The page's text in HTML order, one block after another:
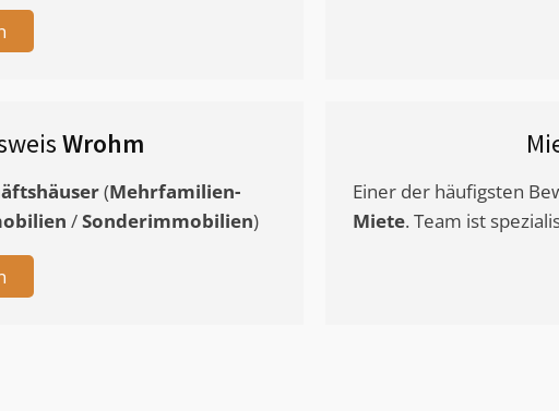
Wrohm
(Mehrfamilien-
/Sonderimmobilien)
Einer der häufigsten
Miete. Team ist